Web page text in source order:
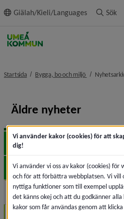
innehållet
Giälah/Kieli/Languages Sök
Startsida Bygga, bo och miljö nivå i
Äldre nyheter
2026
2025
2024
Vi använder kakor (cookies) för att
dig!
Vi använder vi oss av kakor (cookies)
och för att förbättra webbplatsen. Vi vill
nyttiga funktioner som till exempel
det känns okej och att du godkänner
kakor som får användas genom att